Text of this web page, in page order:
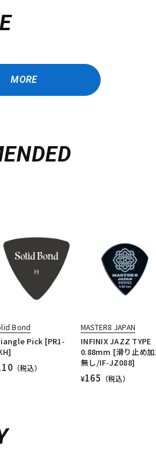
MORE
Bond
Pick [PR1-
（税込）
MASTER8 JAPAN
INFINIX JAZZ TYPE
0.88mm [滑り止め
無し/IF-JZ088]
¥165 （税込）